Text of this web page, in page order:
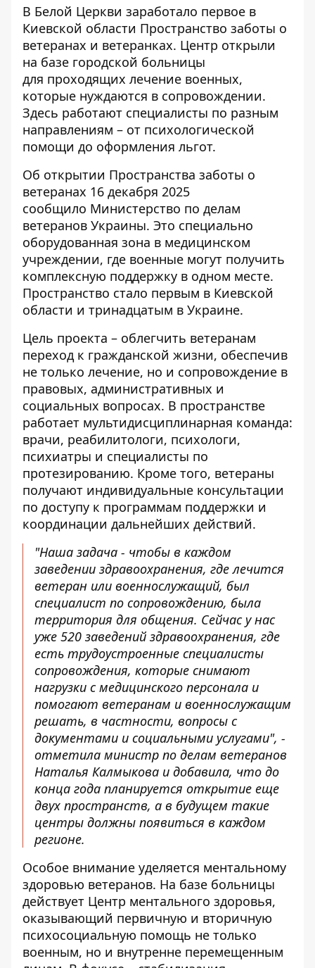
В Белой Церкви заработало первое в
Киевской области Пространство заботы о
ветеранах и ветеранках. Центр открыли
на базе городской больницы
для проходящих лечение военных,
которые нуждаются в сопровождении.
Здесь работают специалисты по разным
направлениям – от психологической
помощи до оформления льгот.
Об открытии Пространства заботы о
ветеранах 16 декабря 2025
сообщило Министерство по делам
ветеранов Украины. Это специально
оборудованная зона в медицинском
учреждении, где военные могут получить
комплексную поддержку в одном месте.
Пространство стало первым в Киевской
области и тринадцатым в Украине.
Цель проекта – облегчить ветеранам
переход к гражданской жизни, обеспечив
не только лечение, но и сопровождение в
правовых, административных и
социальных вопросах. В пространстве
работает мультидисциплинарная команда:
врачи, реабилитологи, психологи,
психиатры и специалисты по
протезированию. Кроме того, ветераны
получают индивидуальные консультации
по доступу к программам поддержки и
координации дальнейших действий.
"Наша задача - чтобы в каждом
заведении здравоохранения, где лечится
ветеран или военнослужащий, был
специалист по сопровождению, была
территория для общения. Сейчас у нас
уже 520 заведений здравоохранения, где
есть трудоустроенные специалисты
сопровождения, которые снимают
нагрузки с медицинского персонала и
помогают ветеранам и военнослужащим
решать, в частности, вопросы с
документами и социальными услугами", -
отметила министр по делам ветеранов
Наталья Калмыкова и добавила, что до
конца года планируется открытие еще
двух пространств, а в будущем такие
центры должны появиться в каждом
регионе.
Особое внимание уделяется ментальному
здоровью ветеранов. На базе больницы
действует Центр ментального здоровья,
оказывающий первичную и вторичную
психосоциальную помощь не только
военным, но и внутренне перемещенным